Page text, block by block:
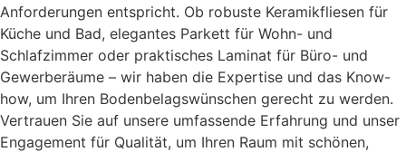
Anforderungen entspricht. Ob robuste Keramikfliesen für
Küche und Bad, elegantes Parkett für Wohn- und
Schlafzimmer oder praktisches Laminat für Büro- und
Gewerberäume – wir haben die Expertise und das Know-
how, um Ihren Bodenbelagswünschen gerecht zu werden.
Vertrauen Sie auf unsere umfassende Erfahrung und unser
Engagement für Qualität, um Ihren Raum mit schönen,